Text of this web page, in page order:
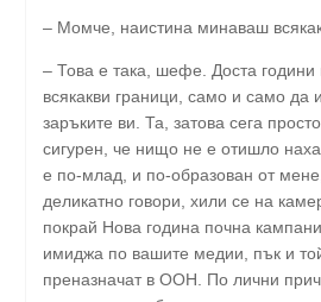
– Момче, наистина минаваш
– Това е така, шефе. Доста
всякакви граници, само и само да
заръките ви. Та, затова сега
сигурен, че нищо не е отишло
е по-млад, и по-образован от
деликатно говори, хили се на
покрай Нова година почна
имиджа по вашите медии, пък и
преназначат в ООН. По лични